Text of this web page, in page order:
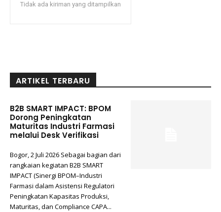
Tidak ada kiriman yang ditampilkan
ARTIKEL TERBARU
B2B SMART IMPACT: BPOM
Dorong Peningkatan
Maturitas Industri Farmasi
melalui Desk Verifikasi
Bogor, 2 Juli 2026 Sebagai bagian dari
rangkaian kegiatan B2B SMART
IMPACT (Sinergi BPOM–Industri
Farmasi dalam Asistensi Regulatori
Peningkatan Kapasitas Produksi,
Maturitas, dan Compliance CAPA...